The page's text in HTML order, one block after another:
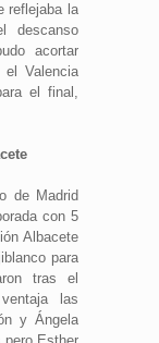
reflejaba la
descanso
acortar
Valencia
el final,
de Madrid
con 5
Albacete
para
tras el
las
y Ángela